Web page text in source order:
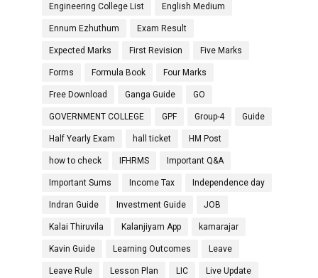
Engineering College List English Medium
Ennum Ezhuthum Exam Result
Expected Marks First Revision Five Marks
Forms Formula Book Four Marks
Free Download Ganga Guide GO
GOVERNMENT COLLEGE GPF Group-4 Guide
Half Yearly Exam hall ticket HM Post
how to check IFHRMS Important Q&A
Important Sums Income Tax Independence day
Indran Guide Investment Guide JOB
Kalai Thiruvila Kalanjiyam App kamarajar
Kavin Guide Learning Outcomes Leave
Leave Rule Lesson Plan LIC Live Update